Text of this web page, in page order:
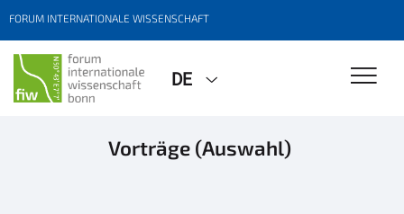
FORUM INTERNATIONALE WISSENSCHAFT
DE
Vorträge (Auswahl)